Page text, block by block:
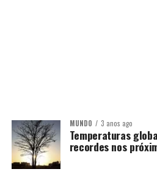
MUNDO 3 anos ago
Temperaturas
recordes nos